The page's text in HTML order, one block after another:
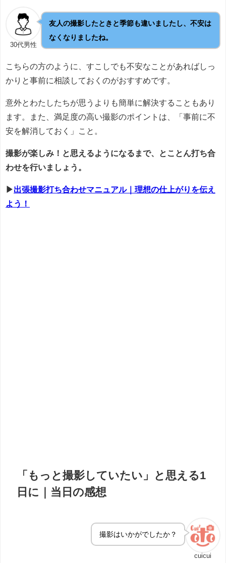
30代男性
友人の撮影したときと季節も違いましたし、不安は
なくなりましたね。
こちらの方のように、すこしでも不安なことがあればしっ
かりと事前に相談しておくのがおすすめです。
意外とわたしたちが思うよりも簡単に解決することもあり
ます。また、満足度の高い撮影のポイントは、「事前に不
安を解消しておく」こと。
撮影が楽しみ！と思えるようになるまで、とことん打ち合
わせを行いましょう。
▶出張撮影打ち合わせマニュアル｜理想の仕上がりを伝え
よう！
「もっと撮影していたい」と思える1
日に｜当日の感想
cuicui
撮影はいかがでしたか？